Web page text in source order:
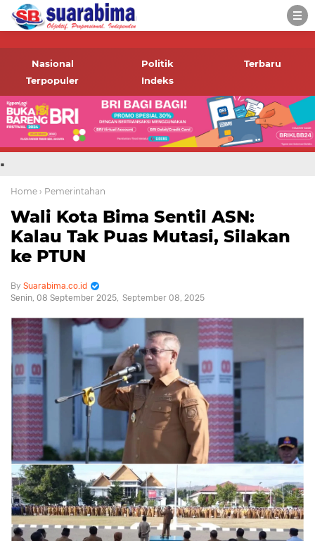
-->
informasi terbaru tentang
Bima dan daerah sekitar
Nasional Politik
Terbaru
Terpopuler
Indeks
.
Home › Pemerintahan
Wali Kota Bima Sentil ASN:
Kalau Tak Puas Mutasi, Silakan
ke PTUN
Suarabima.co.id
Senin, 08 September 2025 September 08, 2025